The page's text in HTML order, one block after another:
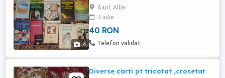
4
buna ,preturi intre 40-50 lei buc,pt colet de
min 50 lei numai cu pretul transp 34 lei
achitat in avans
Aiud, Alba
4 iulie
40 RON
Telefon validat
Diverse carti pt tricotat ,crosetat